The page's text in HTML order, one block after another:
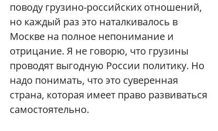
поводу грузино-российских отношений,
но каждый раз это наталкивалось в
Москве на полное непонимание и
отрицание. Я не говорю, что грузины
проводят выгодную России политику. Но
надо понимать, что это суверенная
страна, которая имеет право развиваться
самостоятельно.